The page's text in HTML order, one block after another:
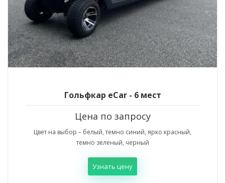
Гольфкар eCar - 6 мест
Цена по запросу
Цвет на выбор – белый, темно синий, ярко красный,
темно зеленый, черный
Узнать цену